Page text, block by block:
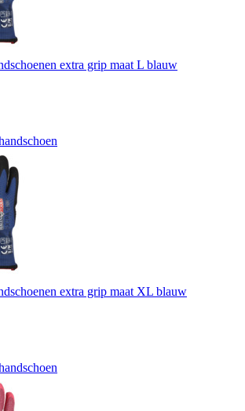
extra grip maat L blauw
extra grip maat XL blauw